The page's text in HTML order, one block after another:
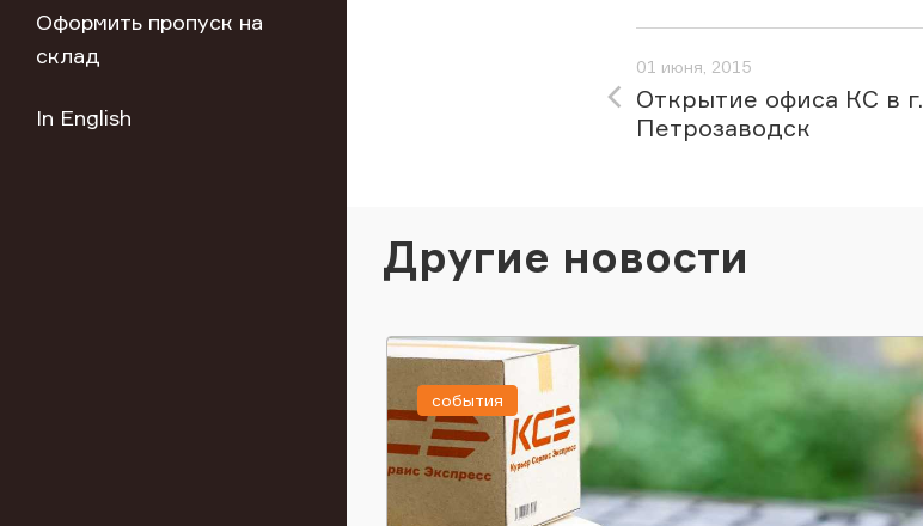
Оформить пропуск на
склад
In English
01 июня, 2015
Открытие офиса КС в г.
Петрозаводск
Другие новости
события